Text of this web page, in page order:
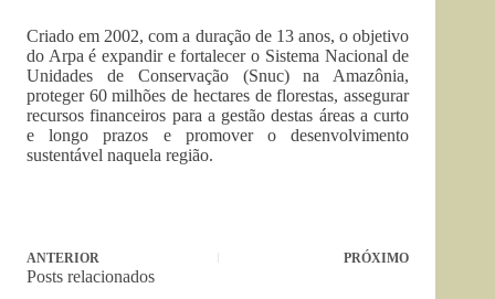
Criado em 2002, com a duração de 13 anos, o objetivo
do Arpa é expandir e fortalecer o Sistema Nacional de
Unidades de Conservação (Snuc) na Amazônia,
proteger 60 milhões de hectares de florestas, assegurar
recursos financeiros para a gestão destas áreas a curto
e longo prazos e promover o desenvolvimento
sustentável naquela região.
ANTERIOR PRÓXIMO
Posts relacionados